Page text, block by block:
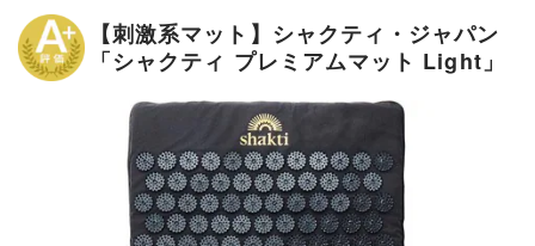
【刺激系マット】シャクティ・ジャパン
「シャクティ プレミアムマット Light」